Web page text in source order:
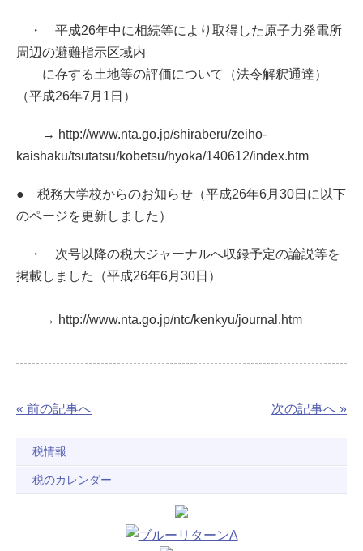
・ 平成26年中に相続等により取得した原子力発電所
周辺の避難指示区域内
に存する土地等の評価について（法令解釈通達）
（平成26年7月1日）
→ http://www.nta.go.jp/shiraberu/zeiho-
kaishaku/tsutatsu/kobetsu/hyoka/140612/index.htm
● 税務大学校からのお知らせ（平成26年6月30日に以下
のページを更新しました）
・ 次号以降の税大ジャーナルへ収録予定の論説等を
掲載しました（平成26年6月30日）
→ http://www.nta.go.jp/ntc/kenkyu/journal.htm
« 前の記事へ 次の記事へ »
税情報
税のカレンダー